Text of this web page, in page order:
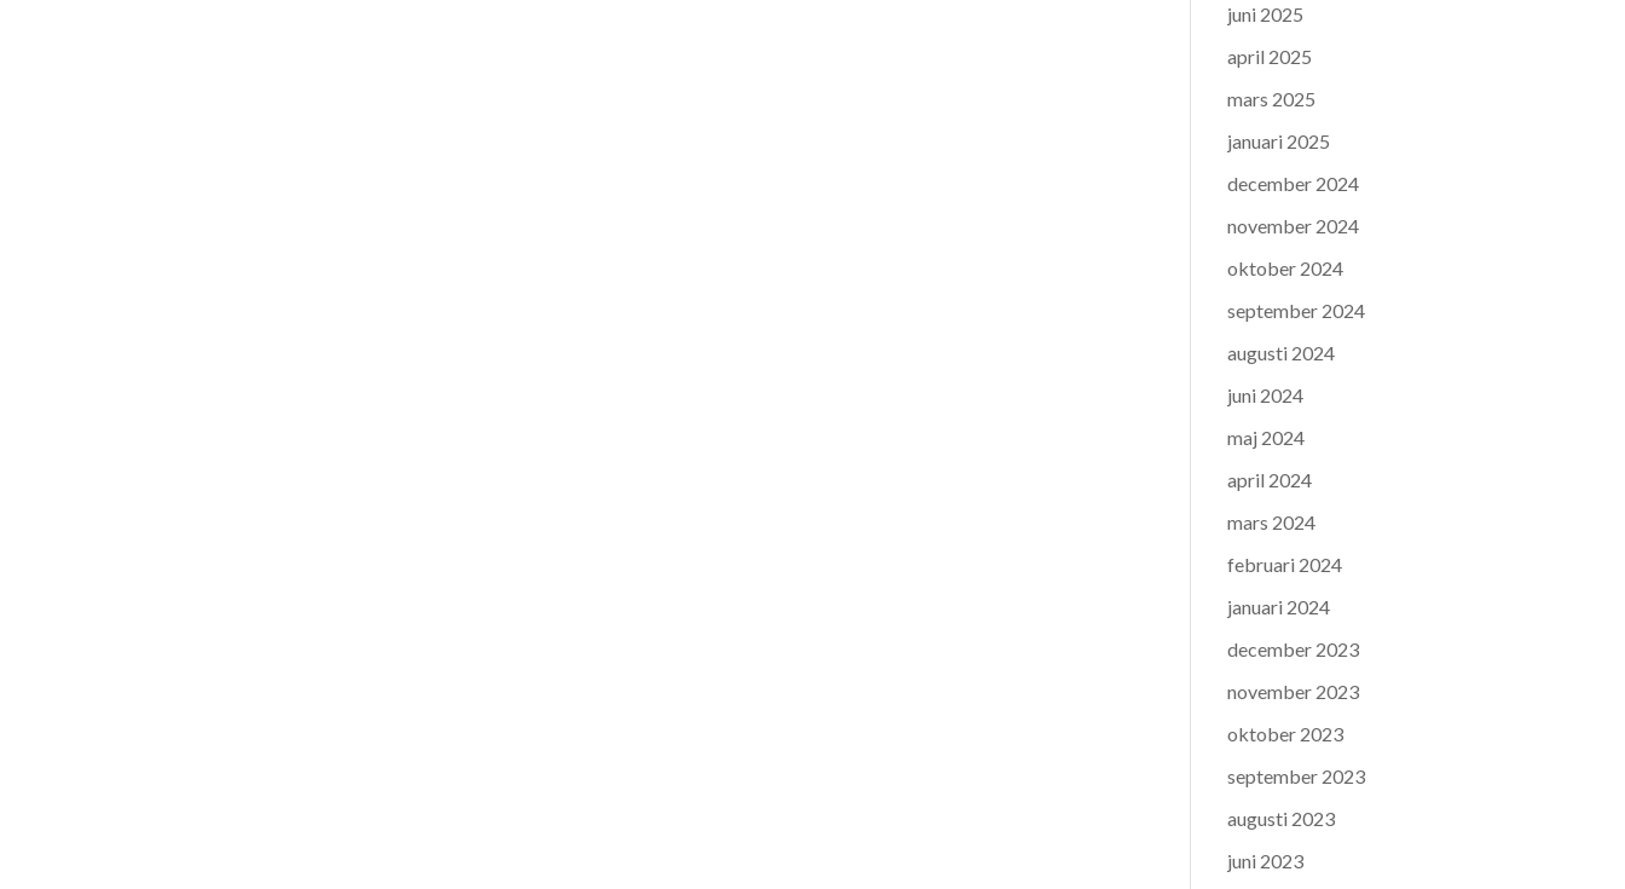
juni 2025
april 2025
mars 2025
januari 2025
december 2024
november 2024
oktober 2024
september 2024
augusti 2024
juni 2024
maj 2024
april 2024
mars 2024
februari 2024
januari 2024
december 2023
november 2023
oktober 2023
september 2023
augusti 2023
juni 2023